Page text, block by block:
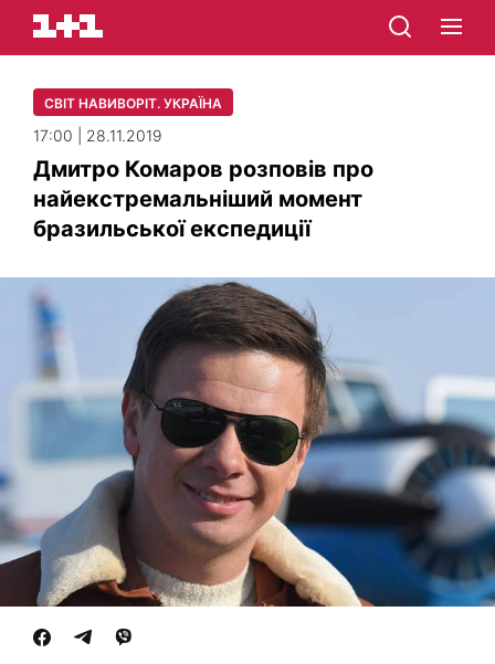
СВІТ НАВИВОРІТ. УКРАЇНА
17:00 | 28.11.2019
Дмитро Комаров розповів про
найекстремальніший момент
бразильської експедиції